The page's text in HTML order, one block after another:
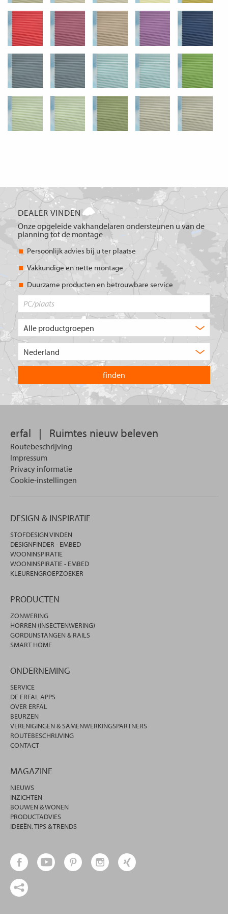
DEALER VINDEN
Onze opgeleide vakhandelaren ondersteunen u van de
planning tot de montage
Persoonlijk advies bij u ter plaatse
Vakkundige en nette montage
Duurzame producten en betrouwbare service
product
u?
land
waarin
u
wilt
zoeken.
erfal | Ruimtes nieuw beleven
Routebeschrijving
Impressum
Privacy informatie
Cookie-instellingen
DESIGN & INSPIRATIE
STOFDESIGN VINDEN
DESIGNFINDER - EMBED
WOONINSPIRATIE
WOONINSPIRATIE - EMBED
KLEURENGROEPZOEKER
PRODUCTEN
ZONWERING
HORREN (INSECTENWERING)
GORDIJNSTANGEN & RAILS
SMART HOME
ONDERNEMING
SERVICE
DE ERFAL APPS
OVER ERFAL
BEURZEN
VERENIGINGEN & SAMENWERKINGSPARTNERS
ROUTEBESCHRIJVING
CONTACT
MAGAZINE
NIEUWS
INZICHTEN
BOUWEN & WONEN
PRODUCTADVIES
IDEEËN, TIPS & TRENDS